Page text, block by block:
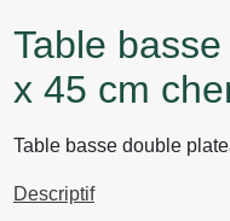
table basse double plateau 120 x 70
x 45 cm
Table basse double
Descriptif